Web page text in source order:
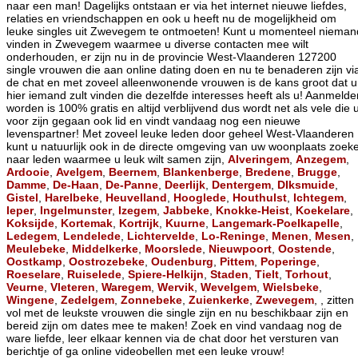
naar een man! Dagelijks ontstaan er via het internet nieuwe liefdes,
relaties en vriendschappen en ook u heeft nu de mogelijkheid om
leuke singles uit Zwevegem te ontmoeten! Kunt u momenteel
vinden in Zwevegem waarmee u diverse contacten mee wilt
onderhouden, er zijn nu in de provincie West-Vlaanderen 127200
single vrouwen die aan online dating doen en nu te benaderen zijn
de chat en met zoveel alleenwonende vrouwen is de kans groot dat u
hier iemand zult vinden die dezelfde interesses heeft als u!
worden is 100% gratis en altijd verblijvend dus wordt net als vele die
voor zijn gegaan ook lid en vindt vandaag nog een nieuwe
levenspartner! Met zoveel leuke leden door geheel West-Vlaanderen
kunt u natuurlijk ook in de directe omgeving van uw woonplaats
naar leden waarmee u leuk wilt samen zijn, Alveringem, Anzegem,
Ardooie, Avelgem, Beernem, Blankenberge, Bredene, Brugge,
Damme, De-Haan, De-Panne, Deerlijk, Dentergem, DIksmuide,
Gistel, Harelbeke, Heuvelland, Hooglede, Houthulst, Ichtegem,
Ieper, Ingelmunster, Izegem, Jabbeke, Knokke-Heist, Koekelare,
Koksijde, Kortemak, Kortrijk, Kuurne, Langemark-Poelkapelle,
Ledegem, Lendelede, Lichtervelde, Lo-Reninge, Menen, Mesen,
Meulebeke, Middelkerke, Moorslede, Nieuwpoort, Oostende,
Oostkamp, Oostrozebeke, Oudenburg, Pittem, Poperinge,
Roeselare, Ruiselede, Spiere-Helkijn, Staden, Tielt, Torhout,
Veurne, Vleteren, Waregem, Wervik, Wevelgem, Wielsbeke,
Wingene, Zedelgem, Zonnebeke, Zuienkerke, Zwevegem, , zitten
vol met de leukste vrouwen die single zijn en nu beschikbaar zijn en
bereid zijn om dates mee te maken! Zoek en vind vandaag nog de
ware liefde, leer elkaar kennen via de chat door het versturen van
berichtje of ga online videobellen met een leuke vrouw!